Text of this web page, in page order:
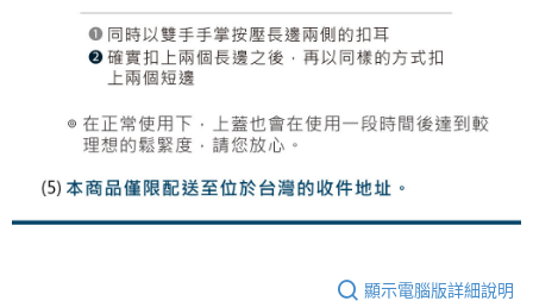
顯示電腦版詳細說明